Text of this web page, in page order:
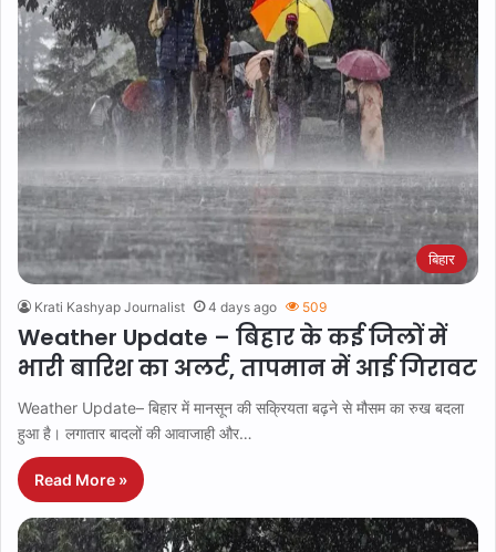
बिहार
Krati Kashyap Journalist 4 days ago 509
Weather Update – बिहार के कई जिलों में
भारी बारिश का अलर्ट, तापमान में आई गिरावट
Weather Update– बिहार में मानसून की सक्रियता बढ़ने से मौसम का रुख बदला
हुआ है। लगातार बादलों की आवाजाही और…
Read More »